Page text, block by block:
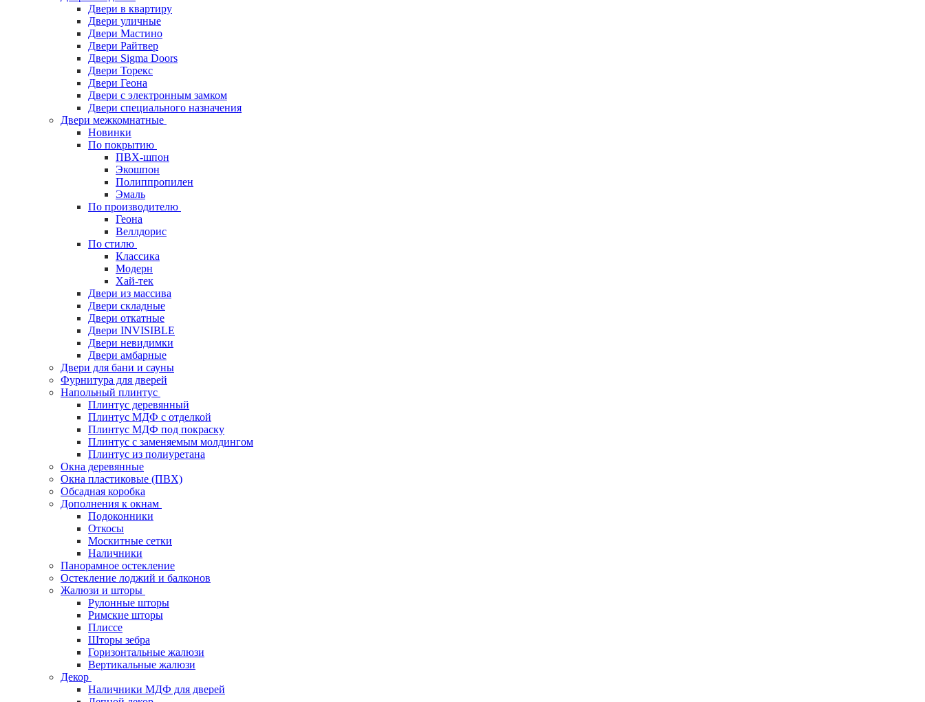
Двери в квартиру
Двери уличные
Двери Мастино
Двери Райтвер
Двери Sigma Doors
Двери Торекс
Двери Геона
Двери с электронным замком
Двери специального назначения
Двери межкомнатные
Новинки
По покрытию
ПВХ-шпон
Экошпон
Полиппропилен
Эмаль
По производителю
Геона
Веллдорис
По стилю
Классика
Модерн
Хай-тек
Двери из массива
Двери складные
Двери откатные
Двери INVISIBLE
Двери невидимки
Двери амбарные
Двери для бани и сауны
Фурнитура для дверей
Напольный плинтус
Плинтус деревянный
Плинтус МДФ с отделкой
Плинтус МДФ под покраску
Плинтус с заменяемым молдингом
Плинтус из полиуретана
Окна деревянные
Окна пластиковые (ПВХ)
Обсадная коробка
Дополнения к окнам
Подоконники
Откосы
Москитные сетки
Наличники
Панорамное остекление
Остекление лоджий и балконов
Жалюзи и шторы
Рулонные шторы
Римские шторы
Плиссе
Шторы зебра
Горизонтальные жалюзи
Вертикальные жалюзи
Декор
Наличники МДФ для дверей